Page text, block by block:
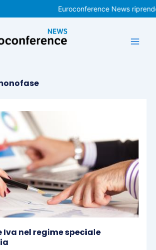
Euroconference News
nel regime speciale